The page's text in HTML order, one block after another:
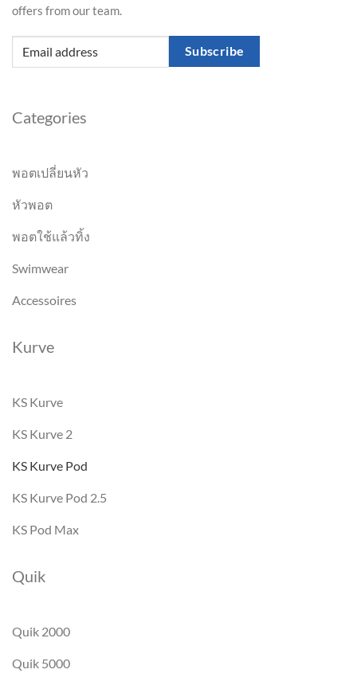
Categories
พอตเปลี่ยนหัว
หัวพอต
พอตใช้แล้วทิ้ง
Swimwear
Accessoires
Kurve
KS Kurve
KS Kurve 2
KS Kurve Pod
KS Kurve Pod 2.5
KS Pod Max
Quik
Quik 2000
Quik 5000
offers from our team.
Subscribe